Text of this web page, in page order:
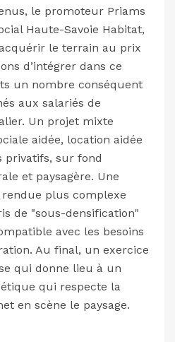
le promoteur Priams
Haute-Savoie Habitat,
le terrain au prix
d’intégrer dans ce
un nombre conséquent
aux salariés de
Un projet mixte
aidée, location aidée
privatifs, sur fond
et paysagère. Une
plus complexe
de "sous-densification"
avec les besoins
Au final, un exercice
qui donne lieu à un
qui respecte la
en scène le paysage.